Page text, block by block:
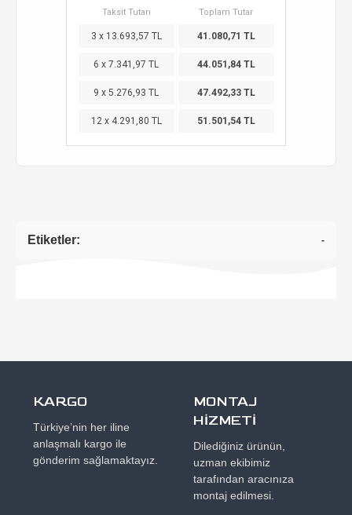
Taksit Tutarı Toplam Tutar
3 x 13.693,57 TL 41.080,71 TL
6 x 7.341,97 TL 44.051,84 TL
9 x 5.276,93 TL 47.492,33 TL
12 x 4.291,80 TL 51.501,54 TL
Etiketler: -
KARGO
Türkiye’nin her iline
anlaşmalı kargo ile
gönderim sağlamaktayız.
MONTAJ
HİZMETİ
Dilediğiniz ürünün,
uzman ekibimiz
tarafından aracınıza
montaj edilmesi.